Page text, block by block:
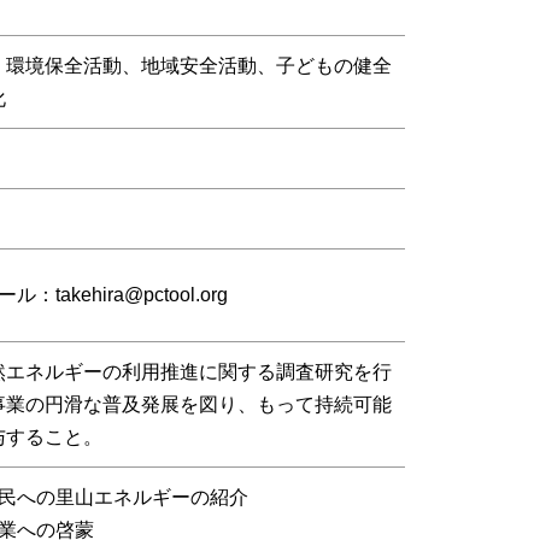
境保全活動、地域安全活動、子どもの健全
ル：takehira@pctool.org
ネルギーの利用推進に関する調査研究を行
の円滑な普及発展を図り、もって持続可能
ること。
への里山エネルギーの紹介
への啓蒙